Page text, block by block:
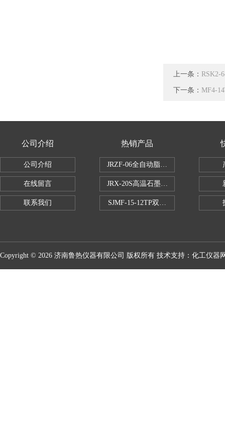
上一条： RSK2-
下一条： MF4-
公司介绍
公司介绍
在线留言
联系我们
热销产品
JRZF-06全自动脂肪测定仪
JRX-20S高温石墨消煮炉
SJMF-15-12TP双托盘自动升降炉
Copyright © 2026 济南鲁热仪器有限公司 版权所有 技术支持： 化工仪器